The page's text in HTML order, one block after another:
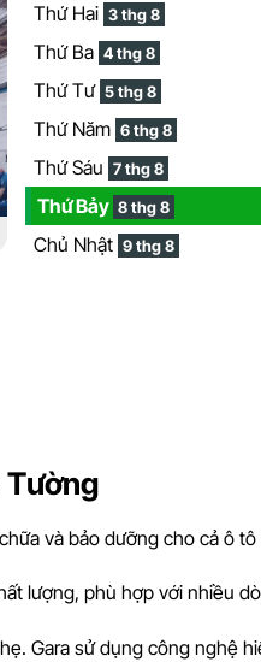
Thứ Hai 3 thg 8
Thứ Ba 4 thg 8
Thứ Tư 5 thg 8
Thứ Năm 6 thg 8
Thứ Sáu 7 thg 8
Thứ Bảy 8 thg 8
Chủ Nhật 9 thg 8
Tường
và bảo dưỡng cho cả ô
lượng, phù hợp với nhiều
Gara sử dụng công nghệ